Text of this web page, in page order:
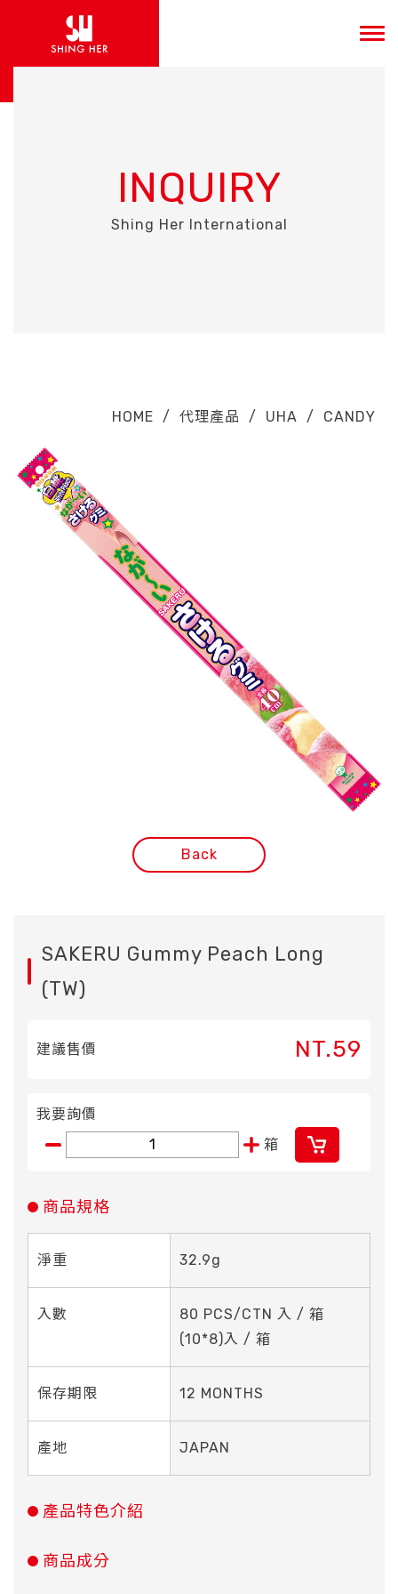
INQUIRY
Shing Her International
HOME / 代理產品 / UHA / CANDY
Back
SAKERU Gummy Peach Long
(TW)
建議售價 NT.59
我要詢價
箱
商品規格
淨重 32.9g
入數
80 PCS/CTN 入 / 箱
(10*8)入 / 箱
保存期限 12 MONTHS
產地 JAPAN
產品特色介紹
商品成分